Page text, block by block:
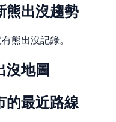
熊出沒趨勢
熊出沒記錄。
沒地圖
的最近路線